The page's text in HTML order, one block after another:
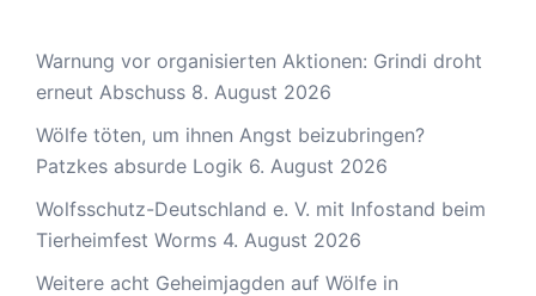
Warnung vor organisierten Aktionen: Grindi droht
erneut Abschuss 8. August 2026
Wölfe töten, um ihnen Angst beizubringen?
Patzkes absurde Logik 6. August 2026
Wolfsschutz-Deutschland e. V. mit Infostand beim
Tierheimfest Worms 4. August 2026
Weitere acht Geheimjagden auf Wölfe in